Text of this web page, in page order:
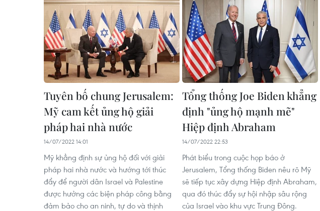
Tuyên bố chung Jerusalem:
Mỹ cam kết ủng hộ giải
pháp hai nhà nước
14/07/2022 14:01
Mỹ khẳng định sự ủng hộ đối với giải
pháp hai nhà nước và hướng tới thúc
đẩy để người dân Israel và Palestine
được hưởng các biện pháp công bằng
đảm bảo cho an ninh, tự do và thịnh
Tổng thống Joe Biden khẳng
định "ủng hộ mạnh mẽ"
Hiệp định Abraham
14/07/2022 22:53
Phát biểu trong cuộc họp báo ở
Jerusalem, Tổng thống Biden nêu rõ Mỹ
sẽ tiếp tục xây dựng Hiệp định Abraham,
qua đó thúc đẩy sự hội nhập sâu rộng
của Israel vào khu vực Trung Đông.